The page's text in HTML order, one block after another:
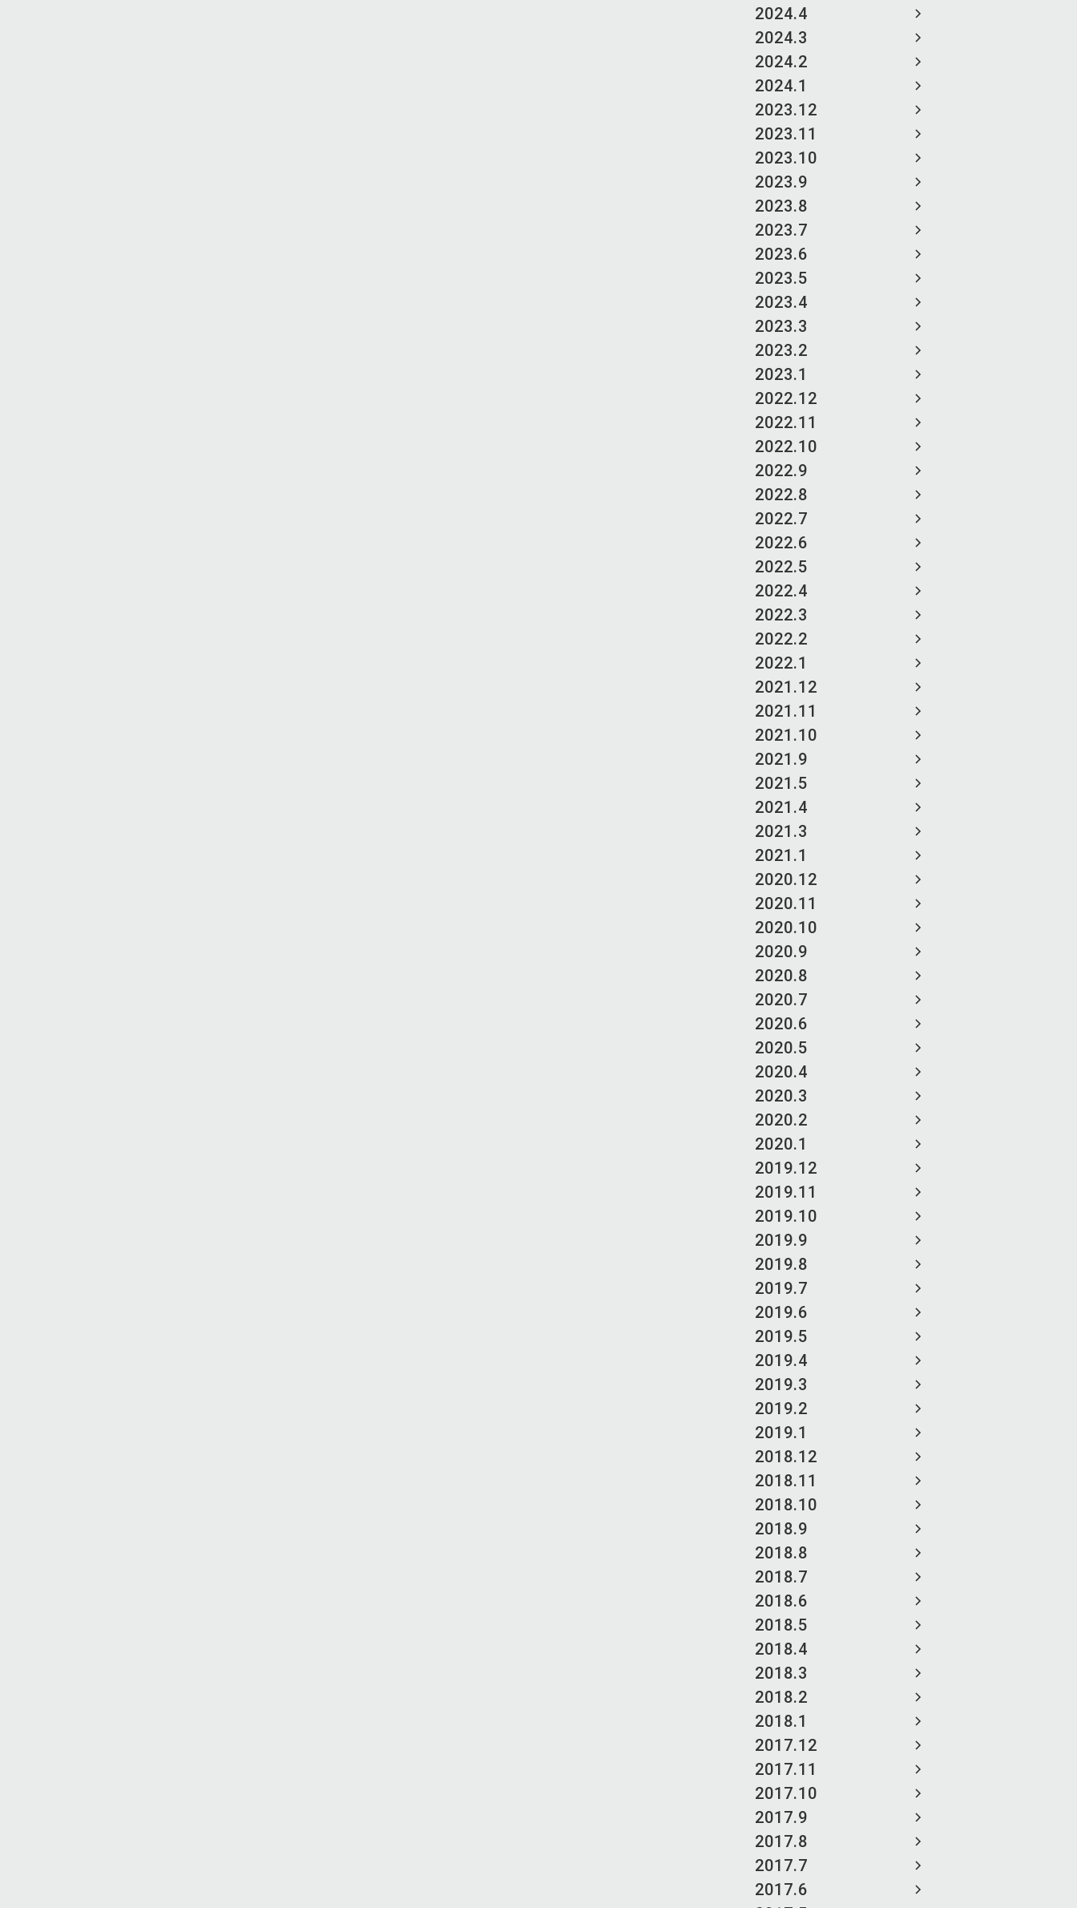
2024.4
2024.3
2024.2
2024.1
2023.12
2023.11
2023.10
2023.9
2023.8
2023.7
2023.6
2023.5
2023.4
2023.3
2023.2
2023.1
2022.12
2022.11
2022.10
2022.9
2022.8
2022.7
2022.6
2022.5
2022.4
2022.3
2022.2
2022.1
2021.12
2021.11
2021.10
2021.9
2021.5
2021.4
2021.3
2021.1
2020.12
2020.11
2020.10
2020.9
2020.8
2020.7
2020.6
2020.5
2020.4
2020.3
2020.2
2020.1
2019.12
2019.11
2019.10
2019.9
2019.8
2019.7
2019.6
2019.5
2019.4
2019.3
2019.2
2019.1
2018.12
2018.11
2018.10
2018.9
2018.8
2018.7
2018.6
2018.5
2018.4
2018.3
2018.2
2018.1
2017.12
2017.11
2017.10
2017.9
2017.8
2017.7
2017.6